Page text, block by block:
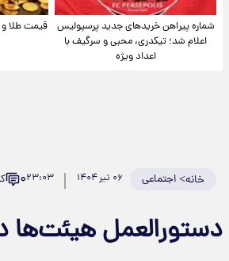
شماره پیراهن خریدهای جدید پرسپولیس
اعلام شد؛ تیکدری، محبی و سرگیف با
اعداد ویژه
خانه>اجتماعی ۰۶ تیر ۱۴۰۴ ۲۳:۰۳۰
دستورالعمل هیئت‌ها